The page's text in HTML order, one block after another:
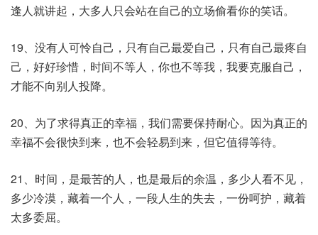
逢人就讲起，大多人只会站在自己的立场偷看你的笑话。
19、没有人可怜自己，只有自己最爱自己，只有自己最疼自
己，好好珍惜，时间不等人，你也不等我，我要克服自己，
才能不向别人投降。
20、为了求得真正的幸福，我们需要保持耐心。因为真正的
幸福不会很快到来，也不会轻易到来，但它值得等待。
21、时间，是最苦的人，也是最后的余温，多少人看不见，
多少冷漠，藏着一个人，一段人生的失去，一份呵护，藏着
太多委屈。